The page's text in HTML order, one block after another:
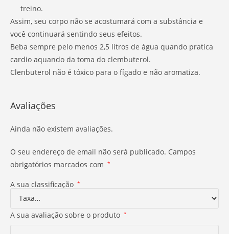
treino.
Assim, seu corpo não se acostumará com a substância e
você continuará sentindo seus efeitos.
Beba sempre pelo menos 2,5 litros de água quando pratica
cardio aquando da toma do clembuterol.
Clenbuterol não é tóxico para o fígado e não aromatiza.
Avaliações
Ainda não existem avaliações.
O seu endereço de email não será publicado. Campos
obrigatórios marcados com *
A sua classificação *
A sua avaliação sobre o produto *